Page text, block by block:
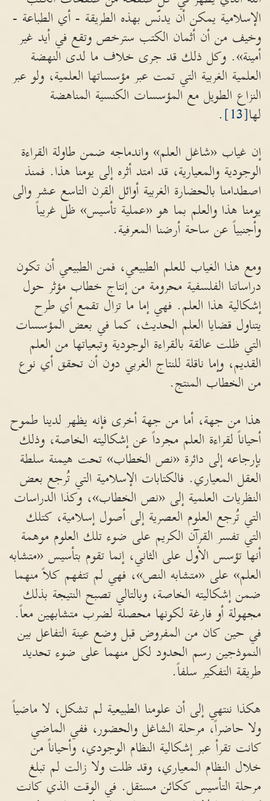
الإسلامية يمكن أن يدنّس بهذه الطريقة - أي الطباعة -
وخيف من أن أثمان الكتب سترخص وتقع في أيد غير
أمينة». وكل ذلك قد جرى خلاف ما لدى النهضة
العلمية الغربية التي تمت عبر مؤسساتها العلمية، ولو عبر
النزاع الطويل مع المؤسسات الكنسية المناهضة
لها[13]
.
إن غياب «شاغل العلم» واندماجه ضمن طاولة القراءة
الوجودية والمعيارية، قد امتد أثره إلى يومنا هذا. فمنذ
اصطدامنا بالحضارة الغربية أوائل القرن التاسع عشر والى
يومنا هذا والعلم بما هو «عملية تأسيس» ظل غريباً
وأجنبياً عن ساحة أرضنا المعرفية.
ومع هذا الغياب للعلم الطبيعي، فمن الطبيعي أن تكون
دراساتنا الفلسفية محرومة من إنتاج خطاب مؤثر حول
إشكالية هذا العلم. فهي إما ما تزال تقمع أي طرح
يتناول قضايا العلم الحديث، كما في بعض المؤسسات
التي ظلت عالقة بالقراءة الوجودية وتبعياتها من العلم
القديم، وإما ناقلة للنتاج الغربي دون أن تحقق أي نوع
من الخطاب المنتج.
هذا من جهة، أما من جهة أخرى فإنه يظهر لدينا طموح
أحياناً لقراءة العلم مجرداً عن إشكاليته الخاصة، وذلك
بإرجاعه إلى دائرة «نص الخطاب» تحت هيمنة سلطة
العقل المعياري. فالكتابات الإسلامية التي تُرجع بعض
النظريات العلمية إلى «نص الخطاب»، وكذا الدراسات
التي تُرجع العلوم العصرية إلى أصول إسلامية، كتلك
التي تفسر القرآن الكريم على ضوء تلك العلوم موهمة
أنها تؤسس الأول على الثاني، إنما تقوم بتأسيس «متشابه
العلم» على «متشابه النص»، فهي لم تتفهم كلاً منهما
ضمن إشكاليته الخاصة، وبالتالي تصبح النتيجة بذلك
مجهولة أو فارغة لكونها محصلة لضرب متشابهين معاً.
في حين كان من المفروض قبل وضع عينة التفاعل بين
النموذجين رسم الحدود لكل منهما على ضوء تحديد
طريقة التفكير سلفاً.
هكذا ننتهي إلى أن علومنا الطبيعية لم تشكل، لا ماضياً
ولا حاضراً، مرحلة الشاغل والحضور، ففي الماضي
كانت تقرأ عبر إشكالية النظام الوجودي، وأحياناً من
خلال النظام المعياري، وقد ظلت ولا زالت لم تبلغ
مرحلة التأسيس ككائن مستقل. في الوقت الذي كانت